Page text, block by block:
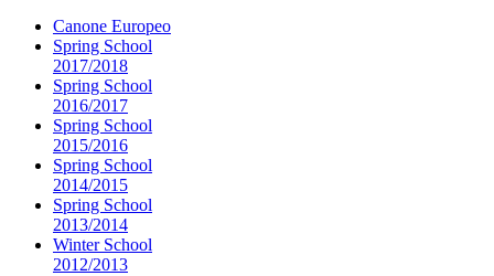
Canone Europeo
Spring School
2017/2018
Spring School
2016/2017
Spring School
2015/2016
Spring School
2014/2015
Spring School
2013/2014
Winter School
2012/2013